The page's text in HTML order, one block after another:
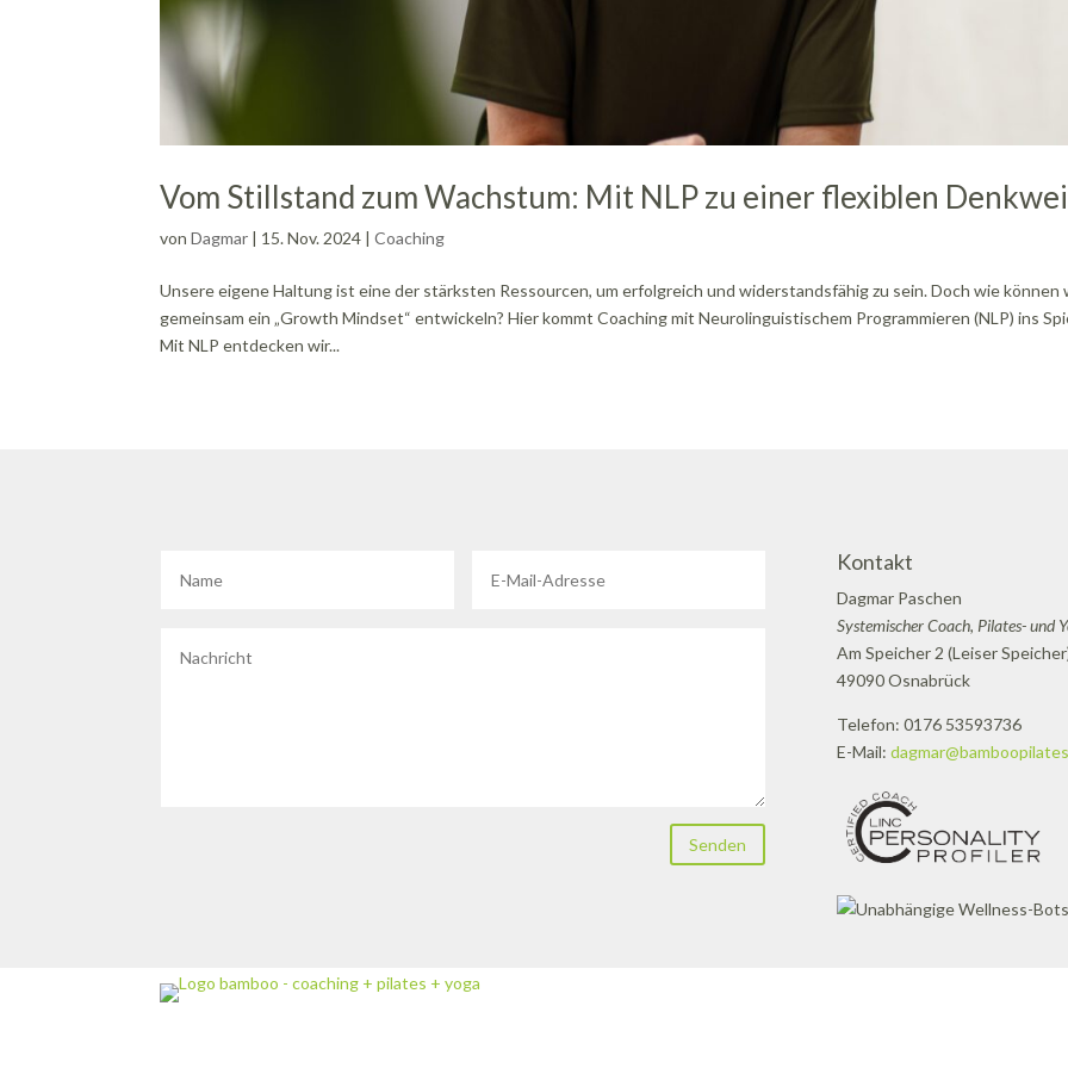
Vom Stillstand zum Wachstum: Mit NLP zu einer flexiblen
vonDagmar | 15. Nov. 2024 |Coaching
Unsere eigene Haltung ist eine der stärksten Ressourcen, um erfolgreich und widerstandsfähig zu sein. Doch wie können
gemeinsam ein „Growth Mindset“ entwickeln? Hier kommt Coaching mit Neurolinguistischem Programmieren (NLP) ins
Mit NLP entdecken wir...
Senden
Kontakt
Dagmar Paschen
Systemischer Coach, Pilates- und
Am Speicher 2 (Leiser
49090 Osnabrück
Telefon: 0176 53593736
E-Mail: